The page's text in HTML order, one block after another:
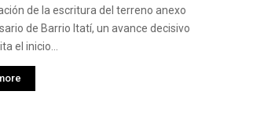
de la escritura del terreno anexo
de Barrio Itatí, un avance decisivo
el inicio...